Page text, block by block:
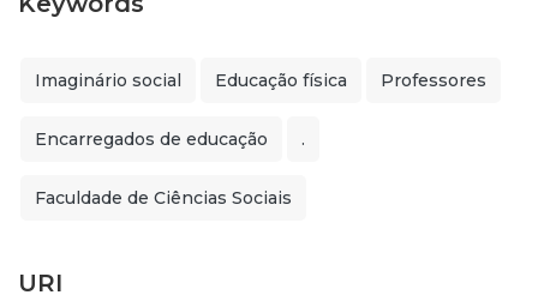
Imaginário social Educação física Professores
Encarregados de educação .
Faculdade de Ciências Sociais
URI